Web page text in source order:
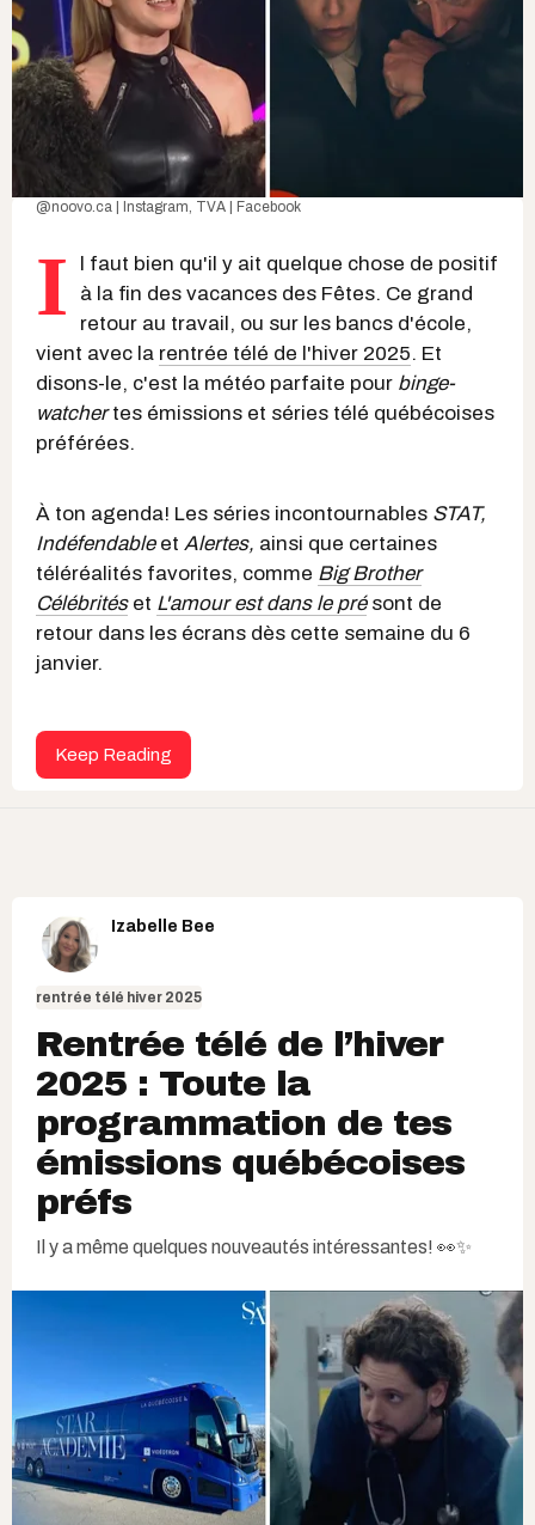
@noovo.ca | Instagram TVA | Facebook
I
l faut bien qu'il y ait quelque chose de positif
à la fin des vacances des Fêtes. Ce grand
retour au travail, ou sur les bancs d'école,
vient avec la rentrée télé de l'hiver 2025. Et
disons-le, c'est la météo parfaite pour binge-
watchertes émissions et séries télé québécoises
préférées.
À ton agenda! Les séries incontournables STAT,
Indéfendable et Alertes, ainsi que certaines
téléréalités favorites, comme Big Brother
Célébrités et L'amour est dans le pré sont de
retour dans les écrans dès cette semaine du 6
janvier.
Keep Reading
Izabelle Bee
rentrée télé hiver 2025
Rentrée télé de l’hiver
2025 : Toute la
programmation de tes
émissions québécoises
préfs
Il y a même quelques nouveautés intéressantes! 👀✨